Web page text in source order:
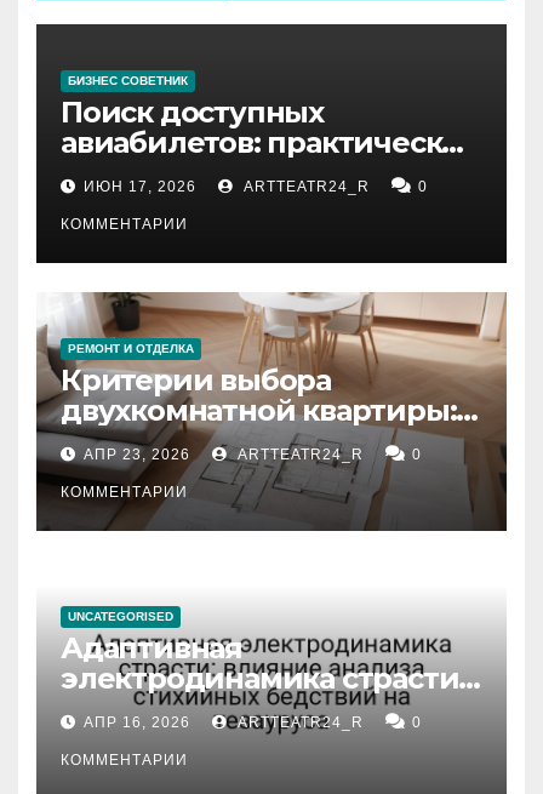
БИЗНЕС СОВЕТНИК
Поиск доступных
авиабилетов: практические
рекомендации
ИЮН 17, 2026 ARTTEATR24_R 0
КОММЕНТАРИИ
РЕМОНТ И ОТДЕЛКА
Критерии выбора
двухкомнатной квартиры:
планировка, площадь,
состояние и документация
АПР 23, 2026 ARTTEATR24_R 0
КОММЕНТАРИИ
UNCATEGORISED
Адаптивная
электродинамика страсти:
влияние анализа
стихийных бедствий на
тезауруса
АПР 16, 2026 ARTTEATR24_R 0
КОММЕНТАРИИ